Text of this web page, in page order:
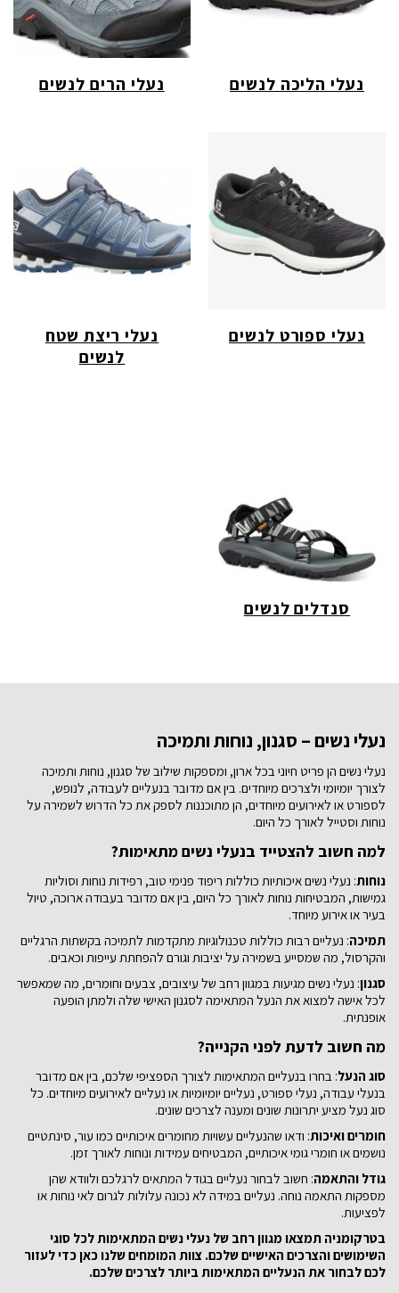
נעלי הליכה לנשים נעלי הרים לנשים
נעלי ספורט לנשים
נעלי ריצת שטח
לנשים
סנדלים לנשים
נעלי נשים – סגנון, נוחות ותמיכה
נעלי נשים הן פריט חיוני בכל ארון, ומספקות שילוב של סגנון, נוחות ותמיכה
לצורך יומיומי ולצרכים מיוחדים. בין אם מדובר בנעליים לעבודה, לנופש,
לספורט או לאירועים מיוחדים, הן מתוכננות לספק את כל הדרוש לשמירה על
נוחות וסטייל לאורך כל היום.
למה חשוב להצטייד בנעלי נשים מתאימות?
נוחות: נעלי נשים איכותיות כוללות ריפוד פנימי טוב, רפידות נוחות וסוליות
גמישות, המבטיחות נוחות לאורך כל היום, בין אם מדובר בעבודה ארוכה, טיול
בעיר או אירוע מיוחד.
תמיכה: נעליים רבות כוללות טכנולוגיות מתקדמות לתמיכה בקשתות הרגליים
והקרסול, מה שמסייע בשמירה על יציבות וגורם להפחתת עייפות וכאבים.
סגנון: נעלי נשים מגיעות במגוון רחב של עיצובים, צבעים וחומרים, מה שמאפשר
לכל אישה למצוא את הנעל המתאימה לסגנון האישי שלה ולמתן הופעה
אופנתית.
מה חשוב לדעת לפני הקנייה?
סוג הנעל: בחרו בנעליים המתאימות לצורך הספציפי שלכם, בין אם מדובר
בנעלי עבודה, נעלי ספורט, נעליים יומיומיות או נעליים לאירועים מיוחדים. כל
סוג נעל מציע יתרונות שונים ומענה לצרכים שונים.
חומרים ואיכות: ודאו שהנעליים עשויות מחומרים איכותיים כמו עור, סינתטיים
נושמים או חומרי גומי איכותיים, המבטיחים עמידות ונוחות לאורך זמן.
גודל והתאמה: חשוב לבחור נעליים בגודל המתאים לרגלכם ולוודא שהן
מספקות התאמה נוחה. נעליים במידה לא נכונה עלולות לגרום לאי נוחות או
לפציעות.
בטרקומניה תמצאו מגוון רחב של נעלי נשים המתאימות לכל סוגי
השימושים והצרכים האישיים שלכם. צוות המומחים שלנו כאן כדי לעזור
לכם לבחור את הנעליים המתאימות ביותר לצרכים שלכם.